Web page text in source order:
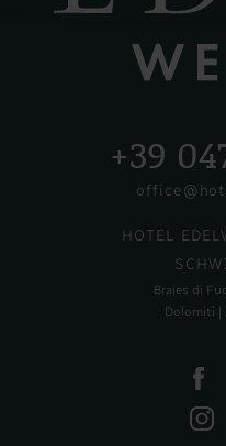
+39
HOTEL
Braies di
Dolomiti |